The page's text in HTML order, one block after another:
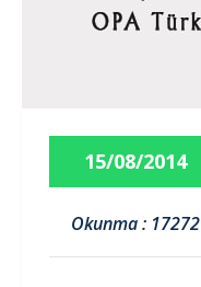
15/08/2014
Okunma : 17272